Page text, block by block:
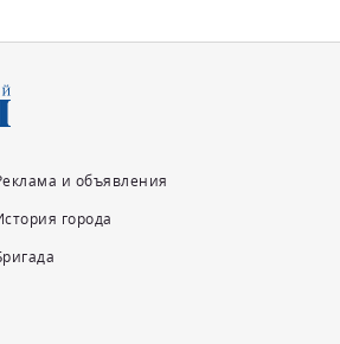
и объявления
города